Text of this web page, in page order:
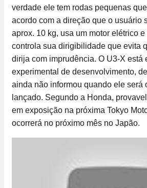
verdade ele tem rodas pequenas
acordo com a direção que o usuário
aprox. 10 kg, usa um motor elétrico
controla sua dirigibilidade que evita
dirija com imprudência. O U3-X está
experimental de desenvolvimento,
ainda não informou quando ele será
lançado. Segundo a Honda,
em exposição na próxima Tokyo
ocorrerá no próximo mês no Japão.